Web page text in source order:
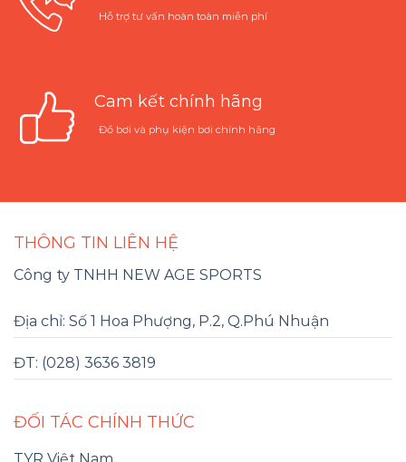
Hỗ trợ tư vấn hoàn toàn miễn phí
Cam kết chính hãng
Đồ bơi và phụ kiện bơi chính hãng
THÔNG TIN LIÊN HỆ
Công ty TNHH NEW AGE SPORTS
Địa chỉ: Số 1 Hoa Phượng, P.2, Q.Phú Nhuận
ĐT: (028) 3636 3819
ĐỐI TÁC CHÍNH THỨC